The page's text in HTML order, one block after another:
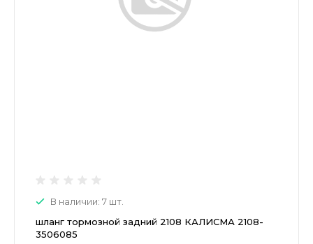
В наличии: 7 шт.
шланг тормозной задний 2108 КАЛИСМА 2108-
3506085